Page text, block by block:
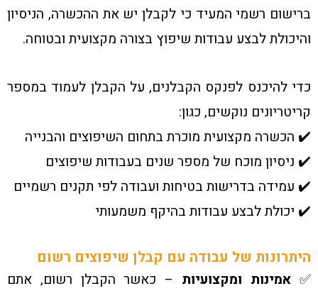
ברישום רשמי המעיד כי לקבלן יש את ההכשרה, הניסיון
והיכולת לבצע עבודות שיפוץ בצורה מקצועית ובטוחה.
כדי להיכנס לפנקס הקבלנים, על הקבלן לעמוד במספר
קריטריונים נוקשים, כגון:
✔️ הכשרה מקצועית מוכרת בתחום השיפוצים והבנייה
✔️ ניסיון מוכח של מספר שנים בעבודות שיפוצים
✔️ עמידה בדרישות בטיחות ועבודה לפי תקנים רשמיים
✔️ יכולת לבצע עבודות בהיקף משמעותי
היתרונות של עבודה עם קבלן שיפוצים רשום
✅ אמינות ומקצועיות – כאשר הקבלן רשום, אתם